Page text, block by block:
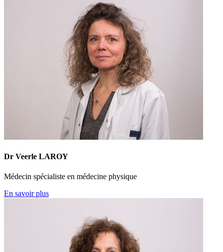
Dr Veerle LAROY
Médecin spécialiste en médecine physique
En savoir plus